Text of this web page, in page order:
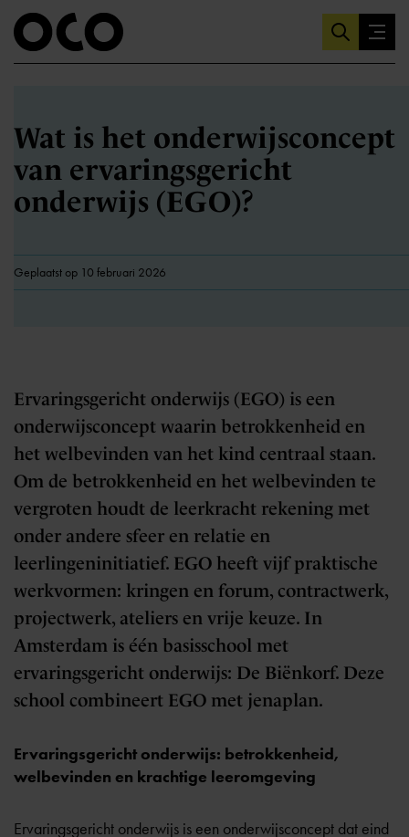
Wat is het onderwijsconcept
van ervaringsgericht
onderwijs (EGO)?
Geplaatst op 10 februari 2026
Ervaringsgericht onderwijs (EGO) is een
onderwijsconcept waarin betrokkenheid en
het welbevinden van het kind centraal staan.
Om de betrokkenheid en het welbevinden te
vergroten houdt de leerkracht rekening met
onder andere sfeer en relatie en
leerlingeninitiatief. EGO heeft vijf praktische
werkvormen: kringen en forum, contractwerk,
projectwerk, ateliers en vrije keuze. In
Amsterdam is één basisschool met
ervaringsgericht onderwijs: De Biënkorf. Deze
school combineert EGO met jenaplan.
Ervaringsgericht onderwijs: betrokkenheid,
welbevinden en krachtige leeromgeving
Ervaringsgericht onderwijs is een onderwijsconcept dat eind